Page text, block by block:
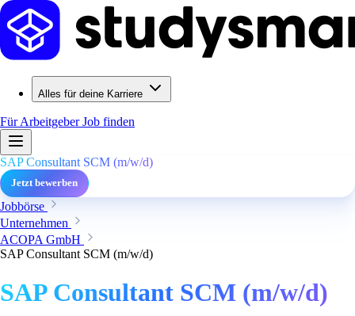
Alles für deine Karriere
Für ArbeitgeberJob finden
SAP Consultant SCM (m/w/d)
Jetzt bewerben
Jobbörse
Unternehmen
ACOPA GmbH
SAP Consultant SCM (m/w/d)
SAP Consultant SCM (m/w/d)